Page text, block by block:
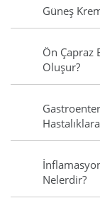
Güneş
Ön Çapraz
Oluşur?
Nelerdir?